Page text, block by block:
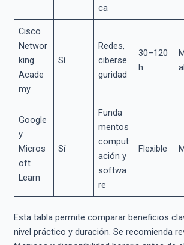
ca
Cisco
Networ
king
Acade
my
Sí
Redes,
ciberse
guridad
30–120
h
Google
y
Micros
oft
Learn
Sí
Funda
mentos
comput
ación y
softwa
re
Flexible
Esta tabla permite comparar beneficios
nivel práctico y duración. Se recomienda